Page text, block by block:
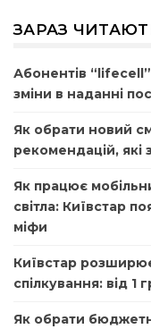
ЗАРАЗ
Абонентів
зміни в наданні
Як обрати новий
рекомендацій, які
Як працює
світла: Київстар
міфи
Київстар
спілкування: від 1
Як обрати